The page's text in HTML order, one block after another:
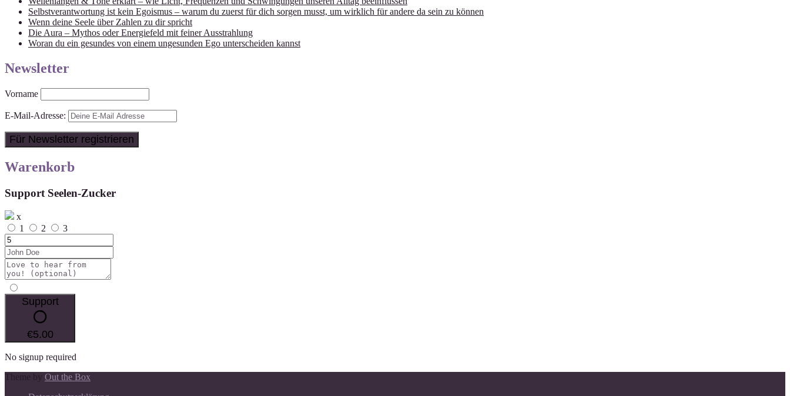
Selbstverantwortung ist kein Egoismus – warum du zuerst für dich sorgen musst, um wirklich für andere da sein zu können
Wenn deine Seele über Zahlen zu dir spricht
Die Aura – Mythos oder Energiefeld mit feiner Ausstrahlung
Woran du ein gesundes von einem ungesunden Ego unterscheiden kannst
Newsletter
Vorname
E-Mail-Adresse:
Warenkorb
Support Seelen-Zucker
x
1
2 3
Support
€5.00
No signup required
Theme by Out the Box